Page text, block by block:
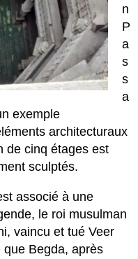
n
P
a
s
s
a
exemple
architecturaux
de cinq étages est
sculptés.
associé à une
le roi musulman
vaincu et tué Veer
Begda, après